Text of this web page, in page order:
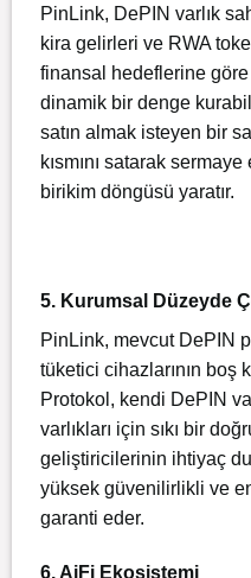
PinLink, DePIN varlık
kira gelirleri ve RWA
finansal hedeflerine
dinamik bir denge
satın almak isteyen bir
kısmını satarak
birikim döngüsü yaratır.
5. Kurumsal Düzeyde
PinLink, mevcut DePIN
tüketici cihazlarının boş
Protokol, kendi DePIN
varlıkları için sıkı bir
geliştiricilerinin ihtiyaç
yüksek güvenilirlikli ve
garanti eder.
6. AiFi Ekosistemi